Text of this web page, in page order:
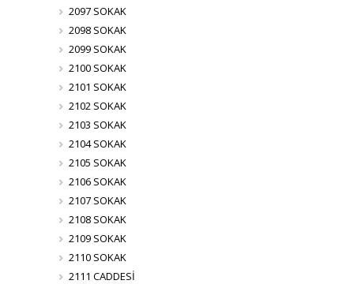
2097 SOKAK
2098 SOKAK
2099 SOKAK
2100 SOKAK
2101 SOKAK
2102 SOKAK
2103 SOKAK
2104 SOKAK
2105 SOKAK
2106 SOKAK
2107 SOKAK
2108 SOKAK
2109 SOKAK
2110 SOKAK
2111 CADDESİ